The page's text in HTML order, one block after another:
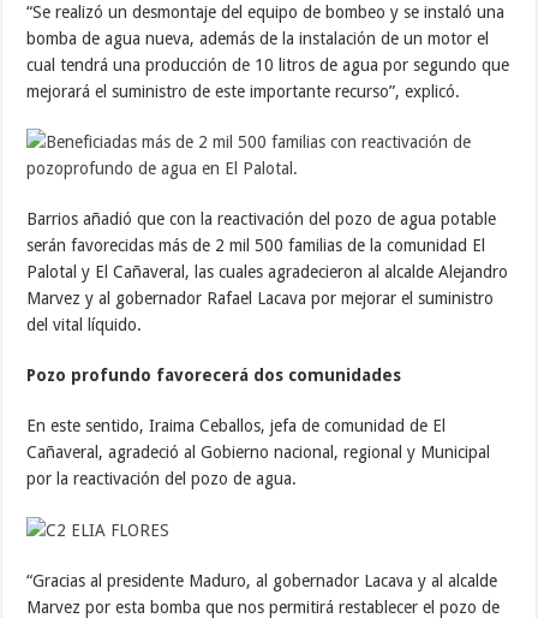
“Se realizó un desmontaje del equipo de bombeo y se instaló una
bomba de agua nueva, además de la instalación de un motor el
cual tendrá una producción de 10 litros de agua por segundo que
mejorará el suministro de este importante recurso”, explicó.
Barrios añadió que con la reactivación del pozo de agua potable
serán favorecidas más de 2 mil 500 familias de la comunidad El
Palotal y El Cañaveral, las cuales agradecieron al alcalde Alejandro
Marvez y al gobernador Rafael Lacava por mejorar el suministro
del vital líquido.
Pozo profundo favorecerá dos comunidades
En este sentido, Iraima Ceballos, jefa de comunidad de El
Cañaveral, agradeció al Gobierno nacional, regional y Municipal
por la reactivación del pozo de agua.
“Gracias al presidente Maduro, al gobernador Lacava y al alcalde
Marvez por esta bomba que nos permitirá restablecer el pozo de